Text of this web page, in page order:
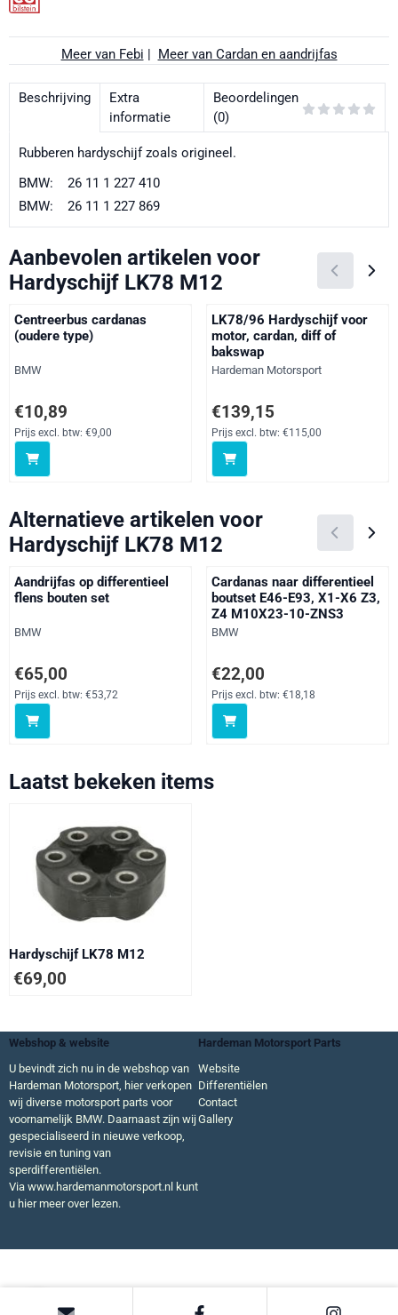
Meer van Febi Meer van Cardan en aandrijfas
Beschrijving
Extra
informatie
Beoordelingen
(0)
Rubberen hardyschijf zoals origineel.
BMW: 26 11 1 227 410
BMW: 26 11 1 227 869
Aanbevolen artikelen voor
Hardyschijf LK78 M12
Centreerbus cardanas
(oudere type)
Merk:
BMW
Prijs: 10,89, exclusief btw: 9,00
€10,89
Prijs excl. btw: €9,00
LK78/96 Hardyschijf voor
motor, cardan, diff of
bakswap
Merk:
Hardeman Motorsport
Prijs: 139,15, exclusief btw:
€139,15
Prijs excl. btw: €115,00
Alternatieve artikelen voor
Hardyschijf LK78 M12
Aandrijfas op differentieel
flens bouten set
Merk:
BMW
Prijs: 65,00, exclusief btw: 53,72
€65,00
Prijs excl. btw: €53,72
Cardanas naar differentieel
boutset E46-E93, X1-X6 Z3,
Z4 M10X23-10-ZNS3
Merk:
BMW
Prijs: 22,00, exclusief btw: 18,18
€22,00
Prijs excl. btw: €18,18
Laatst bekeken items
Hardyschijf LK78 M12
€69,00
Webshop & website
Hardeman Motorsport Parts
U bevindt zich nu in de webshop van
Hardeman Motorsport, hier verkopen
wij diverse motorsport parts voor
voornamelijk BMW. Daarnaast zijn wij
gespecialiseerd in nieuwe verkoop,
revisie en tuning van
sperdifferentiëlen.
Via www.hardemanmotorsport.nl kunt
u hier meer over lezen.
Website
Differentiëlen
Contact
Gallery